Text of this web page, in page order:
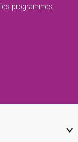
programmes.